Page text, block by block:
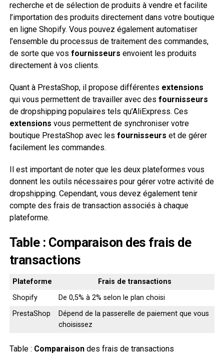
recherche et de sélection de produits à vendre et facilite
l’importation des produits directement dans votre boutique
en ligne Shopify. Vous pouvez également automatiser
l’ensemble du processus de traitement des commandes,
de sorte que vos fournisseurs envoient les produits
directement à vos clients.
Quant à PrestaShop, il propose différentes extensions
qui vous permettent de travailler avec des fournisseurs
de dropshipping populaires tels qu’AliExpress. Ces
extensions vous permettent de synchroniser votre
boutique PrestaShop avec les fournisseurs et de gérer
facilement les commandes.
Il est important de noter que les deux plateformes vous
donnent les outils nécessaires pour gérer votre activité de
dropshipping. Cependant, vous devez également tenir
compte des frais de transaction associés à chaque
plateforme.
Table : Comparaison des frais de
transactions
Plateforme
Frais de transactions
Shopify
De 0,5% à 2% selon le plan choisi
PrestaShop
Dépend de la passerelle de paiement que vous
choisissez
Table : Comparaisondes frais de transactions